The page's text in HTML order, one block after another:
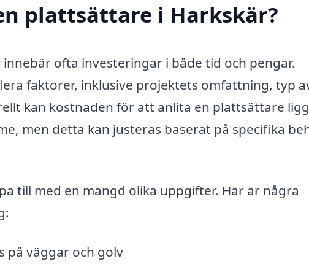
plattsättare i Harkskär?
ofta investeringar i både tid och pengar.
faktorer, inklusive projektets omfattning, typ
kan kostnaden för att anlita en plattsättare
men detta kan justeras baserat på specifika
till med en mängd olika uppgifter. Här är några
på väggar och golv